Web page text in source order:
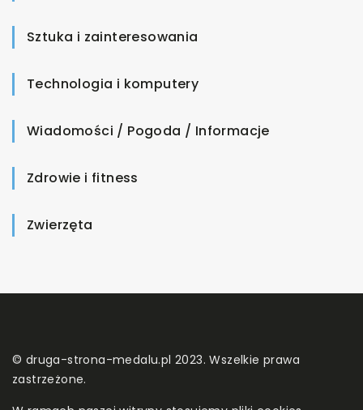
Sztuka i zainteresowania
Technologia i komputery
Wiadomości / Pogoda / Informacje
Zdrowie i fitness
Zwierzęta
© druga-strona-medalu.pl 2023. Wszelkie prawa
zastrzeżone.